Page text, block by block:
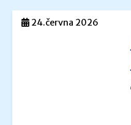
24.června 2026